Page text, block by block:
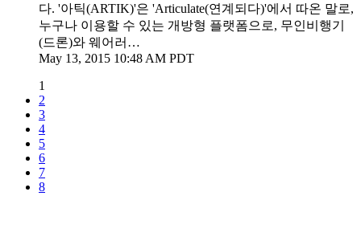
다. '아틱(ARTIK)'은 'Articulate(연계되다)'에서 따온 말로,
누구나 이용할 수 있는 개방형 플랫폼으로, 무인비행기
(드론)와 웨어러…
May 13, 2015 10:48 AM PDT
1
2
3
4
5
6
7
8